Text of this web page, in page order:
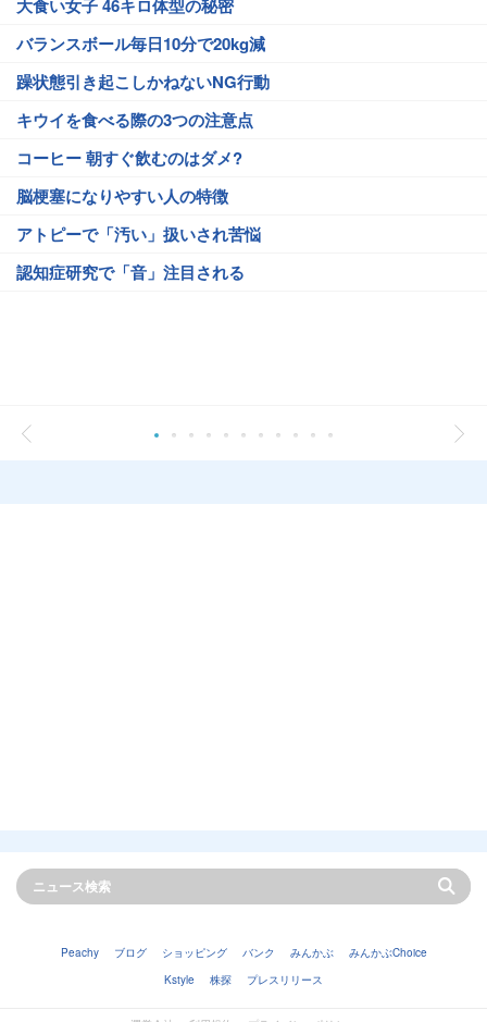
大食い女子 46キロ体型の秘密
バランスボール毎日10分で20kg減
躁状態引き起こしかねないNG行動
キウイを食べる際の3つの注意点
コーヒー 朝すぐ飲むのはダメ?
脳梗塞になりやすい人の特徴
アトピーで「汚い」扱いされ苦悩
認知症研究で「音」注目される
Peachy ブログ ショッピング バンク みんかぶ
みんかぶChoice
Kstyle
株探 プレスリリース